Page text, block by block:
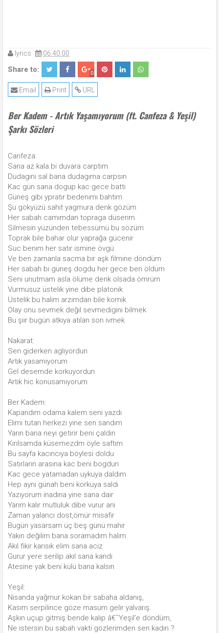
lyrics 06:40:00
Share to: 0
URL
Print
Email
Ber Kadem - Artık Yaşamıyorum (ft. Canfeza & Yeşil)
Şarkı Sözleri
Canfeza:
Sana az kala bi duvara carptım
Dudagını sal bana dudagıma carpsın
Kac gün sana dogup kac gece battı
Güneş gibi ypratır bedenimi bahtım
Şu gökyüzü sahit yagmura denk gözüm
Her sabah camımdan topraga düserim
Silmesin yüzünden tebessümü bu sözüm
Toprak bile bahar olur yaprağa gücenir
Suc benim her satır ismine övgü
Ve ben zamanla sacma bir aşk filmine döndüm
Her sabah bi güneş dogdu her gece ben öldüm
Seni unutmam asla ölüme denk olsada ömrüm
Vurmusuz üstelik yine dibe platonik
Üstelik bu halim arzımdan bile komik
Olay onu sevmek değil sevmedigini bilmek
Bu şiir bugün atkıya atılan son ivmek
Nakarat:
Sen giderken aglıyordun
Artık yasamıyorum
Gel desemde korkuyordun
Artık hic konusamıyorum
Ber Kadem:
Kapandım odama kalem seni yazdı
Elimi tutan herkezi yine sen sandım
Yarın bana neyi getirir beni çaldın
Kırılsamda küsemezdm öyle saftım
Bu sayfa kacıncıya böylesi doldu
Satırların arasına kac beni bogdun
Kac gece yatamadan uykuya daldım
Hep aynı günah beni korkuya saldı
Yazıyorum inadına yine sana dair
Yarım kalır mutluluk dibe vurur ani
Zaman yalancı dost,ömür misafir
Bugün yasarsam üç beş günü mahir
Yakın değilim bana soramadım halim
Akıl fikir karısık elim sana aciz
Gurur yere serilip akıl sana kandı
Atesine yak beni külü bana kalsın
Yeşil:
Nisanda yağmur kokan bir sabaha aldanış,
Kasım serpilince göze masum gelir yalvarış.
Aşkın uçup gitmiş bende kalıp â€˜Yeşil'e döndüm,
Ne istersin bu sabah vakti gözlerimden sen kadın ?